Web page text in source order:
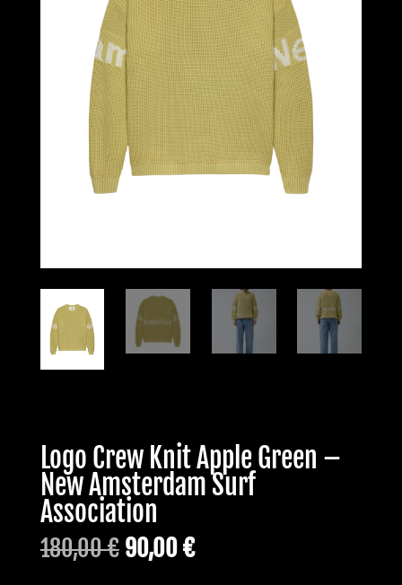
Logo Crew Knit Apple Green –
New Amsterdam Surf
Association
180,00€ Le
90,00€Le